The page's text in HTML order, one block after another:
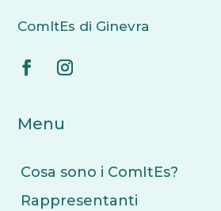
ComItEs di Ginevra
Menu
Cosa sono i ComItEs?
Rappresentanti